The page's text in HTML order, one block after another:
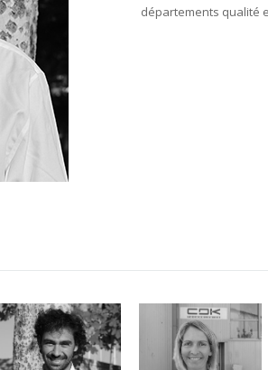
départements qualité